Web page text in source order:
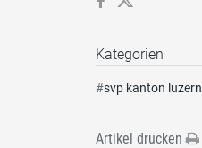
Kategorien
#svp kanton luzern
Artikel drucken